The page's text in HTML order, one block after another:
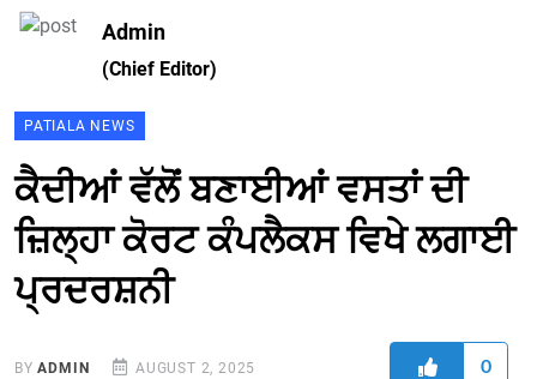
Admin
(Chief Editor)
PATIALA NEWS
ਕੈਦੀਆਂ ਵੱਲੋਂ ਬਣਾਈਆਂ ਵਸਤਾਂ ਦੀ
ਜ਼ਿਲ੍ਹਾ ਕੋਰਟ ਕੰਪਲੈਕਸ ਵਿਖੇ ਲਗਾਈ
ਪ੍ਰਦਰਸ਼ਨੀ
BYADMIN AUGUST 2, 2025 0